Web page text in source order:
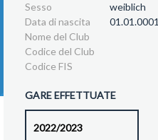
Sesso
weiblich
Data di nascita
01.01.0001
Nome del Club
Codice del Club
Codice FIS
GARE EFFETTUATE